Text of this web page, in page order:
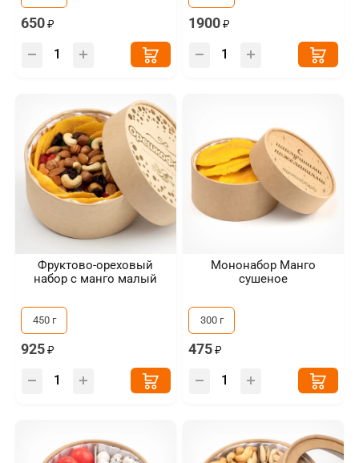
650 1900
Фруктово-ореховый
набор с манго малый
450 г
925
Мононабор Манго
сушеное
300 г
475